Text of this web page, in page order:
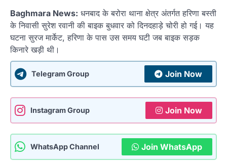
Baghmara News: धनबाद के बरोरा थाना क्षेत्र अंतर्गत हरिणा बस्ती
के निवासी सुरेश रवानी की बाइक बुधवार को दिनदहाड़े चोरी हो गई। यह
घटना सुरज मार्केट, हरिणा के पास उस समय घटी जब बाइक सड़क
किनारे खड़ी थी।
Telegram Group Join Now
Instagram Group Join Now
WhatsApp Channel Join WhatsApp